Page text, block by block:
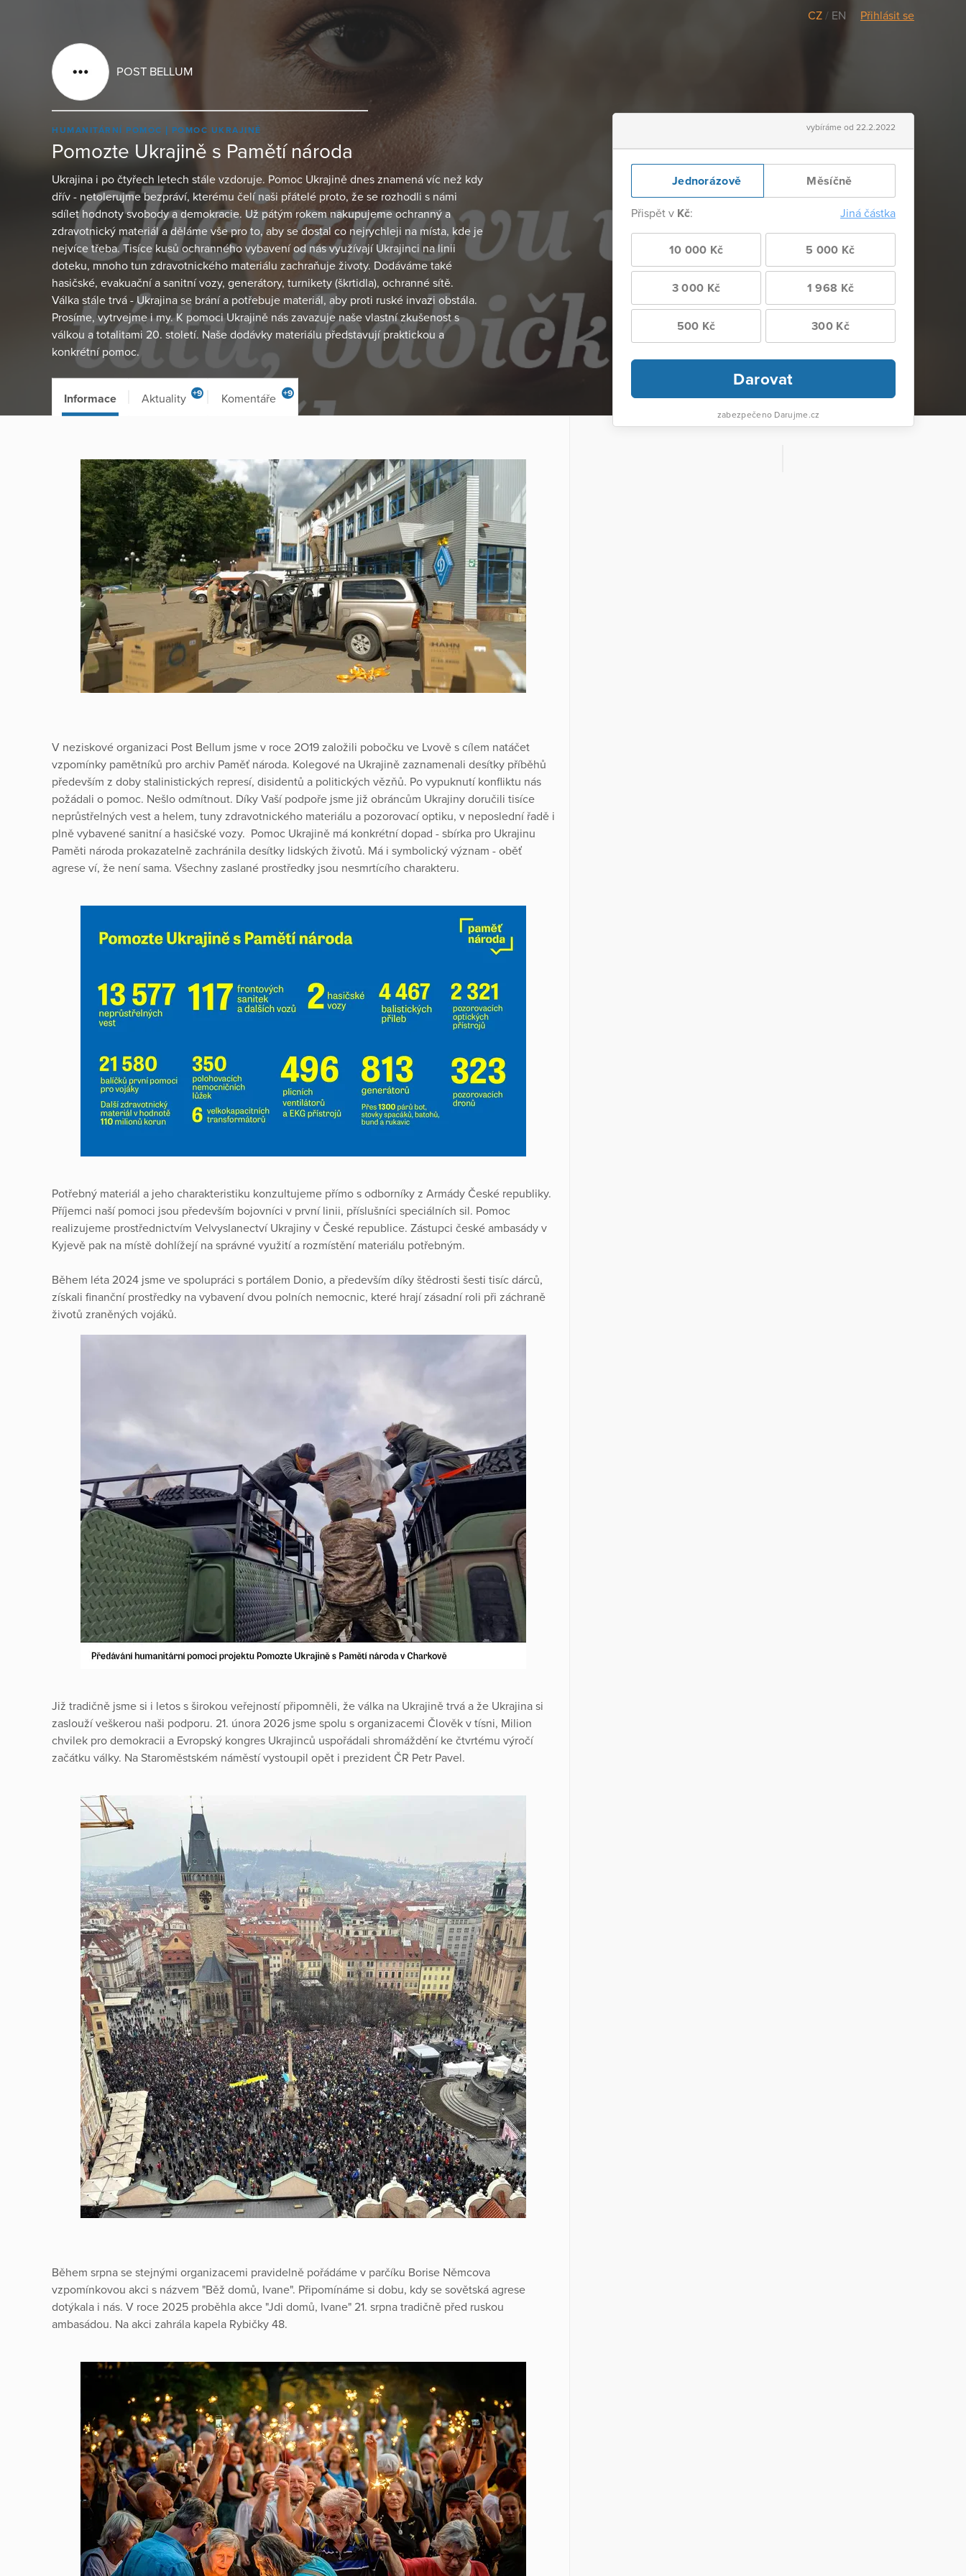
CZ / EN Přihlásit se
POST BELLUM
HUMANITÁRNÍ POMOC POMOC UKRAJINĚ
Pomozte Ukrajině s Pamětí národa
Ukrajina i po čtyřech letech stále vzdoruje. Pomoc Ukrajině dnes znamená víc než kdy
dřív - netolerujme bezpráví, kterému čelí naši přátelé proto, že se rozhodli s námi
sdílet hodnoty svobody a demokracie. Už pátým rokem nakupujeme ochranný a
zdravotnický materiál a děláme vše pro to, aby se dostal co nejrychleji na místa, kde je
nejvíce třeba. Tisíce kusů ochranného vybavení od nás využívají Ukrajinci na linii
doteku, mnoho tun zdravotnického materiálu zachraňuje životy. Dodáváme také
hasičské, evakuační a sanitní vozy, generátory, turnikety (škrtidla), ochranné sítě.
Válka stále trvá - Ukrajina se brání a potřebuje materiál, aby proti ruské invazi obstála.
Prosíme, vytrvejme i my. K pomoci Ukrajině nás zavazuje naše vlastní zkušenost s
válkou a totalitami 20. století. Naše dodávky materiálu představují praktickou a
konkrétní pomoc.
vybíráme od 22.2.2022
Jednorázově Měsíčně
Přispět v Kč: Jiná částka
10 000 Kč 5 000 Kč
3 000 Kč 1 968 Kč
500 Kč 300 Kč
Darovat
zabezpečeno Darujme.cz
Informace Aktuality +9 Komentáře +9
V neziskové organizaci Post Bellum jsme v roce 2O19 založili pobočku ve Lvově s cílem natáčet
vzpomínky pamětníků pro archiv Paměť národa. Kolegové na Ukrajině zaznamenali desítky příběhů
především z doby stalinistických represí, disidentů a politických vězňů. Po vypuknutí konfliktu nás
požádali o pomoc. Nešlo odmítnout. Díky Vaší podpoře jsme již obráncům Ukrajiny doručili tisíce
neprůstřelných vest a helem, tuny zdravotnického materiálu a pozorovací optiku, v neposlední řadě i
plně vybavené sanitní a hasičské vozy. Pomoc Ukrajině má konkrétní dopad - sbírka pro Ukrajinu
Paměti národa prokazatelně zachránila desítky lidských životů. Má i symbolický význam - oběť
agrese ví, že není sama. Všechny zaslané prostředky jsou nesmrtícího charakteru.
Potřebný materiál a jeho charakteristiku konzultujeme přímo s odborníky z Armády České republiky.
Příjemci naší pomoci jsou především bojovníci v první linii, příslušníci speciálních sil. Pomoc
realizujeme prostřednictvím Velvyslanectví Ukrajiny v České republice. Zástupci české ambasády v
Kyjevě pak na místě dohlížejí na správné využití a rozmístění materiálu potřebným.
Během léta 2024 jsme ve spolupráci s portálem Donio, a především díky štědrosti šesti tisíc dárců,
získali finanční prostředky na vybavení dvou polních nemocnic, které hrají zásadní roli při záchraně
životů zraněných vojáků.
Již tradičně jsme si i letos s širokou veřejností připomněli, že válka na Ukrajině trvá a že Ukrajina si
zaslouží veškerou naši podporu. 21. února 2026 jsme spolu s organizacemi Člověk v tísni, Milion
chvilek pro demokracii a Evropský kongres Ukrajinců uspořádali shromáždění ke čtvrtému výročí
začátku války. Na Staroměstském náměstí vystoupil opět i prezident ČR Petr Pavel.
Během srpna se stejnými organizacemi pravidelně pořádáme v parčíku Borise Němcova
vzpomínkovou akci s názvem "Běž domů, Ivane". Připomínáme si dobu, kdy se sovětská agrese
dotýkala i nás. V roce 2025 proběhla akce "Jdi domů, Ivane" 21. srpna tradičně před ruskou
ambasádou. Na akci zahrála kapela Rybičky 48.